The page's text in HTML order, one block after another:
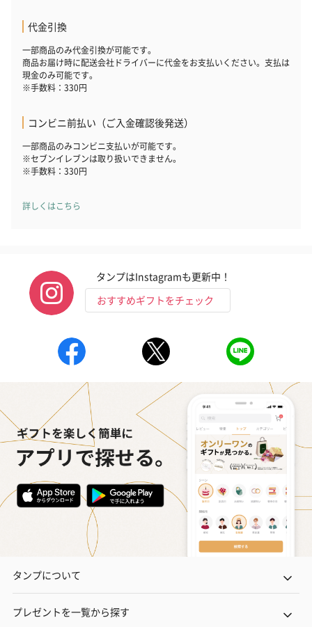
代金引換
一部商品のみ代金引換が可能です。
商品お届け時に配送会社ドライバーに代金をお支払いください。支払は
現金のみ可能です。
※手数料：330円
コンビニ前払い（ご入金確認後発送）
一部商品のみコンビニ支払いが可能です。
※セブンイレブンは取り扱いできません。
※手数料：330円
詳しくはこちら
タンプはInstagramも更新中！
おすすめギフトをチェック
タンプについて
プレゼントを一覧から探す